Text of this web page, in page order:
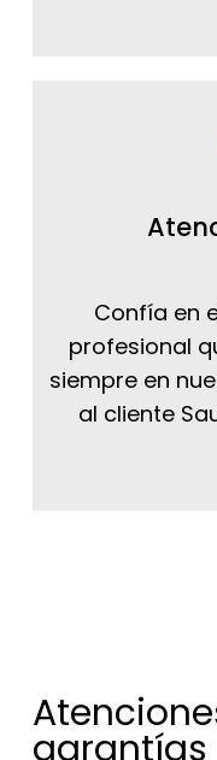
Confía en
profesional
siempre en
al cliente